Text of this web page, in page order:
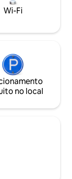
Wi-Fi
no local